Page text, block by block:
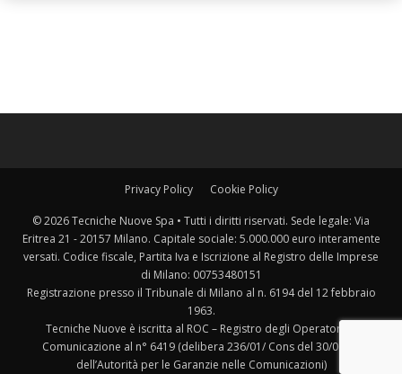
Privacy Policy Cookie Policy
© 2026 Tecniche Nuove Spa • Tutti i diritti riservati. Sede legale: Via
Eritrea 21 - 20157 Milano. Capitale sociale: 5.000.000 euro interamente
versati. Codice fiscale, Partita Iva e Iscrizione al Registro delle Imprese
di Milano: 00753480151
Registrazione presso il Tribunale di Milano al n. 6194 del 12 febbraio
1963.
Tecniche Nuove è iscritta al ROC – Registro degli Operatori di
Comunicazione al n° 6419 (delibera 236/01/ Cons del 30/06/01
dell’Autorità per le Garanzie nelle Comunicazioni)